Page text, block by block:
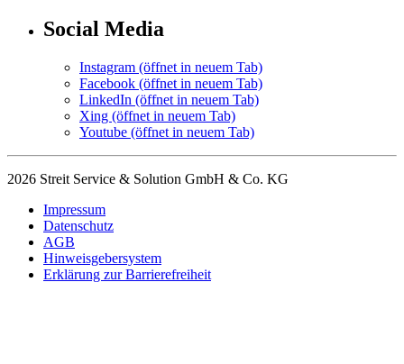
Social Media
Instagram (öffnet in neuem Tab)
Facebook (öffnet in neuem Tab)
LinkedIn (öffnet in neuem Tab)
Xing (öffnet in neuem Tab)
Youtube (öffnet in neuem Tab)
2026 Streit Service & Solution GmbH & Co. KG
Impressum
Datenschutz
AGB
Hinweisgebersystem
Erklärung zur Barrierefreiheit